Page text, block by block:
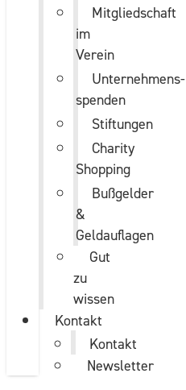
Mitgliedschaft
im
Verein
Unternehmens­
spenden
Stiftungen
Charity
Shopping
Bußgelder
&
Geldauflagen
Gut
zu
wissen
Kontakt
Kontakt
Newsletter